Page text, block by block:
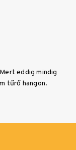
eddig mindig
tűrő hangon.